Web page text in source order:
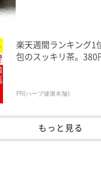
別の変わった座り
楽天週間ランキング1
包のスッキリ茶。380
PR(ハーブ健康本舗)
もっと見る